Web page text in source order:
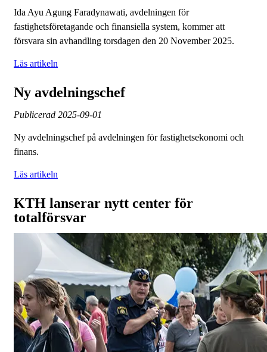
Ida Ayu Agung Faradynawati, avdelningen för
fastighetsföretagande och finansiella system, kommer att
försvara sin avhandling torsdagen den 20 November 2025.
Läs artikeln
Ny avdelningschef
Publicerad 2025-09-01
Ny avdelningschef på avdelningen för fastighetsekonomi och
finans.
Läs artikeln
KTH lanserar nytt center för
totalförsvar